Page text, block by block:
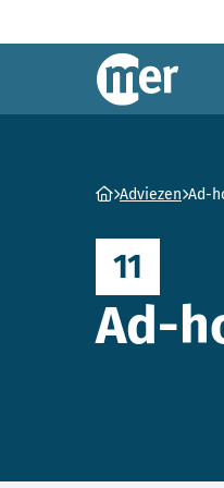
Commissie mer
Ga naar
Adviezen Ad-
11
Ad-